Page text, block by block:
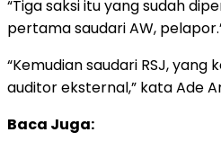
“Tiga saksi itu yang sudah
pertama saudari AW,
“Kemudian saudari RSJ, yang
auditor eksternal,” kata Ade
Baca Juga: